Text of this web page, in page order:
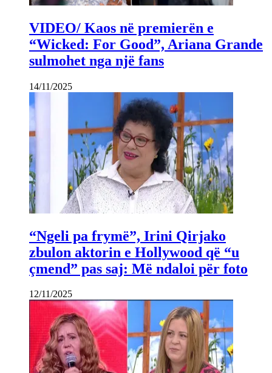
VIDEO/ Kaos në premierën e
“Wicked: For Good”, Ariana Grande
sulmohet nga një fans
14/11/2025
“Ngeli pa frymë”, Irini Qirjako
zbulon aktorin e Hollywood që “u
çmend” pas saj: Më ndaloi për foto
12/11/2025